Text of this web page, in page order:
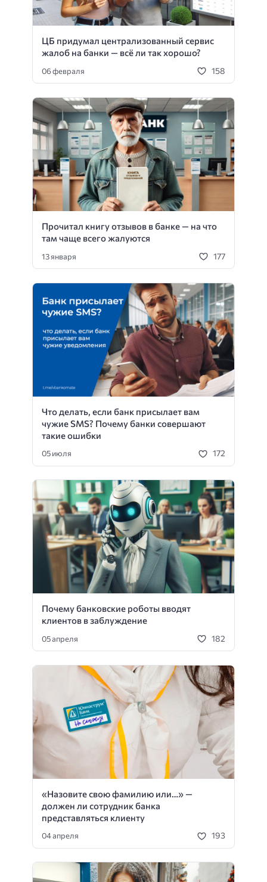
ЦБ придумал централизованный сервис
жалоб на банки — всё ли так хорошо?
06 февраля 158
Прочитал книгу отзывов в банке — на что
там чаще всего жалуются
13 января 177
Что делать, если банк присылает вам
чужие SMS? Почему банки совершают
такие ошибки
05 июля 172
Почему банковские роботы вводят
клиентов в заблуждение
05 апреля 182
«Назовите свою фамилию или…» —
должен ли сотрудник банка
представляться клиенту
04 апреля 193